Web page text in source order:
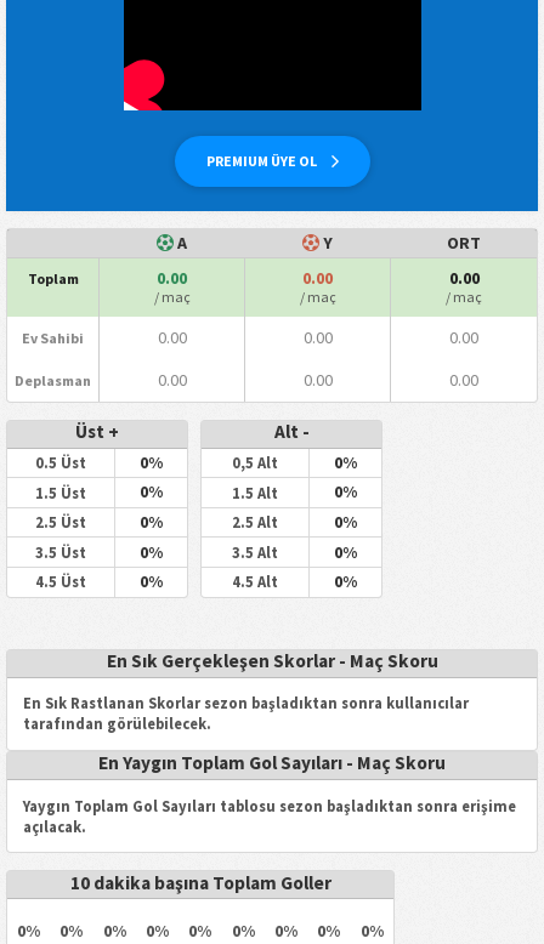
PREMIUM ÜYE OL
A Y ORT
Toplam 0.00
/ maç
0.00
/ maç
0.00
/ maç
Ev Sahibi 0.00 0.00 0.00
Deplasman 0.00 0.00 0.00
Üst +
0.5 Üst 0%
1.5 Üst 0%
2.5 Üst 0%
3.5 Üst 0%
4.5 Üst 0%
Alt -
0,5 Alt 0%
1.5 Alt 0%
2.5 Alt 0%
3.5 Alt 0%
4.5 Alt 0%
En Sık Gerçekleşen Skorlar - Maç Skoru
En Sık Rastlanan Skorlar sezon başladıktan sonra kullanıcılar
tarafından görülebilecek.
En Yaygın Toplam Gol Sayıları - Maç Skoru
Yaygın Toplam Gol Sayıları tablosu sezon başladıktan sonra erişime
açılacak.
10 dakika başına Toplam Goller
0% 0% 0% 0% 0% 0% 0% 0% 0%